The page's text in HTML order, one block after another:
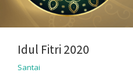
Idul Fitri 2020
Santai